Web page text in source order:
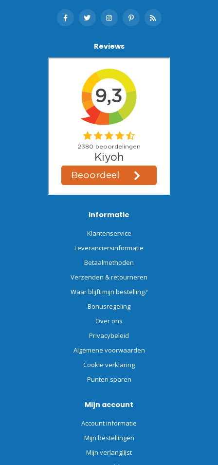
Reviews
Informatie
Klantenservice
Leveranciersinformatie
Betaalmethoden
Verzenden & retourneren
Waar blijft mijn bestelling?
Bonusregeling
Over ons
Privacybeleid
Algemene voorwaarden
Cookie verklaring
Punten sparen
Mijn account
Account informatie
Mijn bestellingen
Mijn verlanglijst